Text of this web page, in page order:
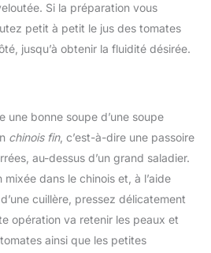
Si la préparation vous
petit à petit le jus des tomates
jusqu’à obtenir la fluidité désirée.
une bonne soupe d’une soupe
chinois fin, c’est-à-dire une passoire
au-dessus d’un grand saladier.
dans le chinois et, à l’aide
cuillère, pressez délicatement
opération va retenir les peaux et
ainsi que les petites